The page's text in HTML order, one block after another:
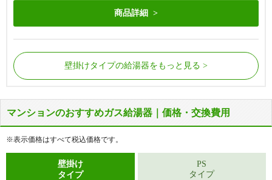
商品詳細
壁掛けタイプの給湯器をもっと見る
屋外の床に据置で設置されているタイプの給湯器で
給湯器側面から配管が接続されています。
浴槽にある循環金具の数が1つだけの場合に該当し
屋外の床に据置で設置されているタイプの給湯器で
給湯器側面から配管が接続されています。
浴槽にある循環金具の数が2つの場合に該当しま
マンションのおすすめガス給湯器｜価格・交換費用
※表示価格はすべて税込価格です。
壁掛け
タイプ
PS
タイプ